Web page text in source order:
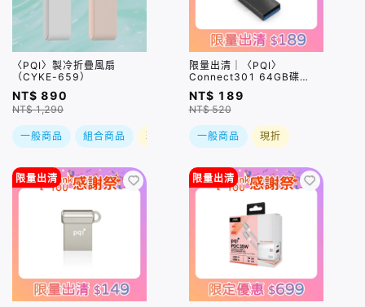
〈PQI〉製冷折疊風扇
（CYKE-659）
NT$ 890
NT$ 1,290
一般商品 組合商品 現折
限量出清｜〈PQI〉
Connect301 64GB碟
USB3.0 Pen Drive 桃紅
NT$ 189
NT$ 520
一般商品 現折
限量出清 限量出清